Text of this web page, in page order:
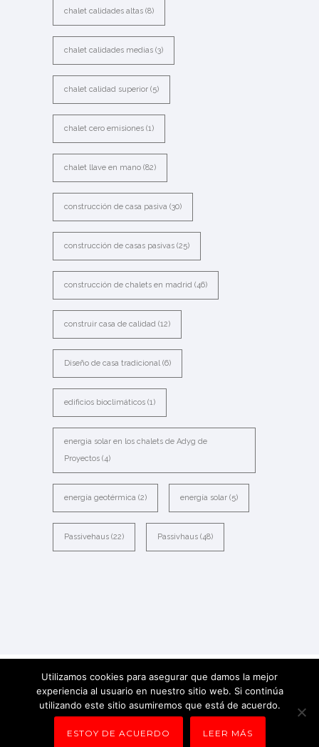
chalet calidades altas (8)
chalet calidades medias (3)
chalet calidad superior (5)
chalet cero emisiones (1)
chalet llave en mano (82)
construcción de casa pasiva (30)
construcción de casas pasivas (25)
construcción de chalets en madrid (46)
construir casa de calidad (12)
Diseño de casa tradicional (6)
edificios bioclimáticos (1)
energia solar en los chalets de Adyg de
Proyectos (4)
energía geotérmica (2) energía solar (5)
Passivehaus (22) Passivhaus (48)
2021 All Rights Reserved ADYG DE
PROYECTOS -Powered by La web
lúcida
Utilizamos cookies para asegurar que damos la mejor
experiencia al usuario en nuestro sitio web. Si continúa
utilizando este sitio asumiremos que está de acuerdo.
ESTOY DE ACUERDO LEER MÁS